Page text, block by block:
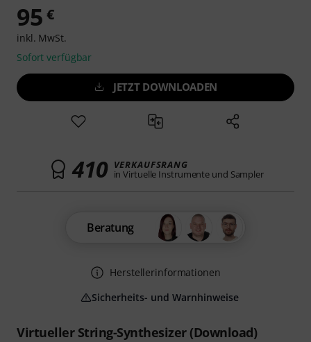
Virtueller String-Synthesizer (Download)
95 €
inkl. MwSt.
Sofort verfügbar
JETZT DOWNLOADEN
410 VERKAUFSRANG
in Virtuelle Instrumente und Sampler
Beratung
Herstellerinformationen
Sicherheits- und Warnhinweise